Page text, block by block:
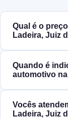
Qual é o
Ladeira, Juiz
Quando é
automotivo na
Vocês
Ladeira, Juiz